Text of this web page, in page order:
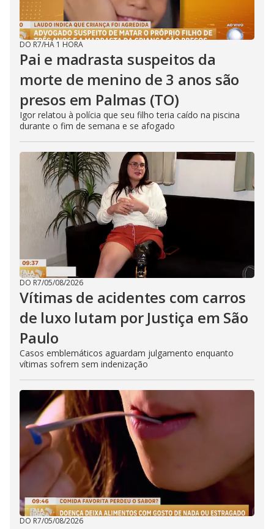
DO R7/HÁ 1 HORA
Pai e madrasta suspeitos da
morte de menino de 3 anos são
presos em Palmas (TO)
Igor relatou à polícia que seu filho teria caído na piscina
durante o fim de semana e se afogado
DO R7/05/08/2026
Vítimas de acidentes com carros
de luxo lutam por Justiça em São
Paulo
Casos emblemáticos aguardam julgamento enquanto
vítimas sofrem sem indenização
DO R7/05/08/2026